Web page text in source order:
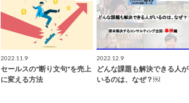
2022.11.9
セールスの"断り文句"を売上
に変える方法
2022.12.9
どんな課題も解決できる人が
いるのは、なぜ？￼